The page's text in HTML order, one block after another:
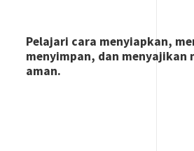
Pelajari cara menyiapkan,
menyimpan, dan menyajikan
aman.